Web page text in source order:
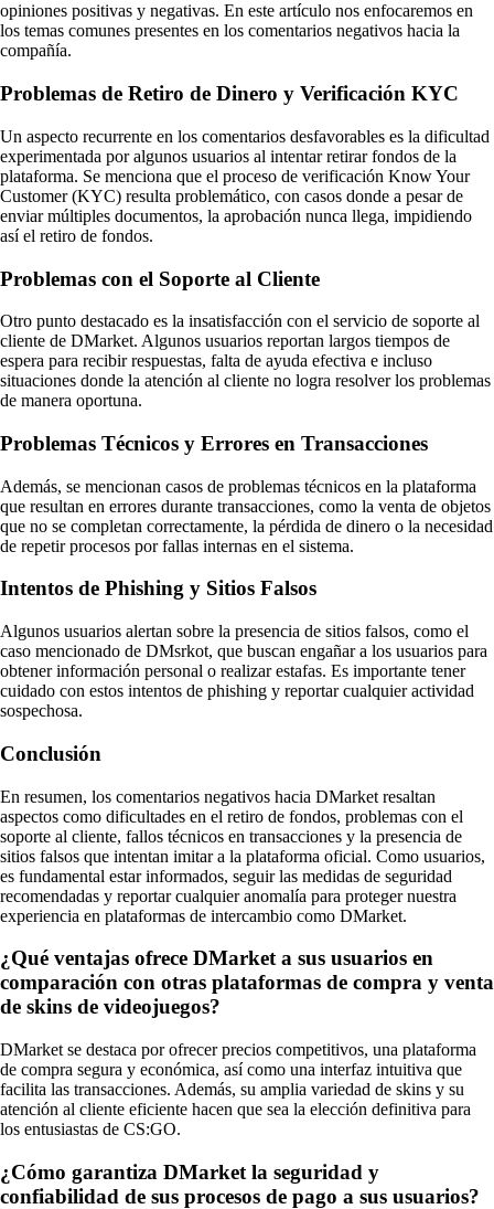
opiniones positivas y negativas. En este artículo nos enfocaremos en
los temas comunes presentes en los comentarios negativos hacia la
compañía.
Problemas de Retiro de Dinero y Verificación KYC
Un aspecto recurrente en los comentarios desfavorables es la dificultad
experimentada por algunos usuarios al intentar retirar fondos de la
plataforma. Se menciona que el proceso de verificación Know Your
Customer (KYC) resulta problemático, con casos donde a pesar de
enviar múltiples documentos, la aprobación nunca llega, impidiendo
así el retiro de fondos.
Problemas con el Soporte al Cliente
Otro punto destacado es la insatisfacción con el servicio de soporte al
cliente de DMarket. Algunos usuarios reportan largos tiempos de
espera para recibir respuestas, falta de ayuda efectiva e incluso
situaciones donde la atención al cliente no logra resolver los problemas
de manera oportuna.
Problemas Técnicos y Errores en Transacciones
Además, se mencionan casos de problemas técnicos en la plataforma
que resultan en errores durante transacciones, como la venta de objetos
que no se completan correctamente, la pérdida de dinero o la necesidad
de repetir procesos por fallas internas en el sistema.
Intentos de Phishing y Sitios Falsos
Algunos usuarios alertan sobre la presencia de sitios falsos, como el
caso mencionado de DMsrkot, que buscan engañar a los usuarios para
obtener información personal o realizar estafas. Es importante tener
cuidado con estos intentos de phishing y reportar cualquier actividad
sospechosa.
Conclusión
En resumen, los comentarios negativos hacia DMarket resaltan
aspectos como dificultades en el retiro de fondos, problemas con el
soporte al cliente, fallos técnicos en transacciones y la presencia de
sitios falsos que intentan imitar a la plataforma oficial. Como usuarios,
es fundamental estar informados, seguir las medidas de seguridad
recomendadas y reportar cualquier anomalía para proteger nuestra
experiencia en plataformas de intercambio como DMarket.
¿Qué ventajas ofrece DMarket a sus usuarios en
comparación con otras plataformas de compra y venta
de skins de videojuegos?
DMarket se destaca por ofrecer precios competitivos, una plataforma
de compra segura y económica, así como una interfaz intuitiva que
facilita las transacciones. Además, su amplia variedad de skins y su
atención al cliente eficiente hacen que sea la elección definitiva para
los entusiastas de CS:GO.
¿Cómo garantiza DMarket la seguridad y
confiabilidad de sus procesos de pago a sus usuarios?